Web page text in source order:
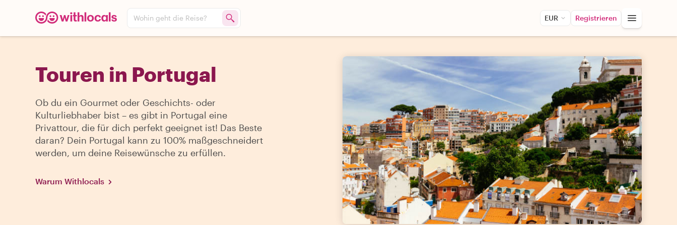
Wohin geht die Reise? EUR Registrieren
Touren in Portugal
Ob du ein Gourmet oder Geschichts- oder
Kulturliebhaber bist – es gibt in Portugal eine
Privattour, die für dich perfekt geeignet ist! Das Beste
daran? Dein Portugal kann zu 100% maßgeschneidert
werden, um deine Reisewünsche zu erfüllen.
Warum Withlocals